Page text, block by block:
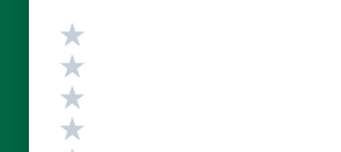
Valutazione